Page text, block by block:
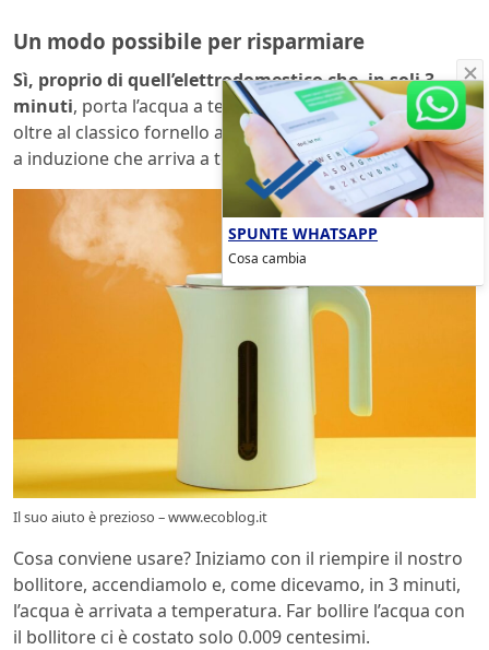
Un modo possibile per risparmiare
Sì, proprio di quell’elettrodomestico che, in soli 3
minuti, porta l’acqua a temperatura. Ma dall’altro lato,
oltre al classico fornello a gas, può esserci anche quello
a induzione che arriva a temperatura più velocemente.
Il suo aiuto è prezioso – www.ecoblog.it
Cosa conviene usare? Iniziamo con il riempire il nostro
bollitore, accendiamolo e, come dicevamo, in 3 minuti,
l’acqua è arrivata a temperatura. Far bollire l’acqua con
il bollitore ci è costato solo 0.009 centesimi.
SPUNTE WHATSAPP
Cosa cambia